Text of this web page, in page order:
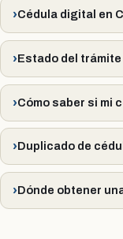
Cédula digital en
Estado del
Cómo saber si mi
Duplicado de
Dónde obtener